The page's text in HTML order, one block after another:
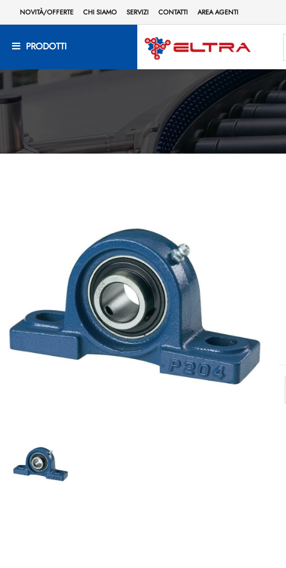
NOVITÀ/OFFERTE CHI SIAMO SERVIZI CONTATTI AREA AGENTI
PRODOTTI